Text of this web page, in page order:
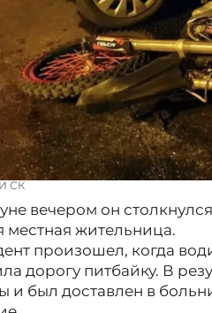
СК
вечером он
местная жительница.
произошел, когда
дорогу питбайку. В
и был доставлен в